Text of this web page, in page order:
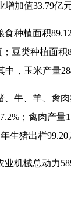
增加值33.79亿
种植面积89.12
；豆类种植面积
中，玉米产量
牛、羊、禽肉
；禽肉产量
年生猪出栏99.20
机械总动力